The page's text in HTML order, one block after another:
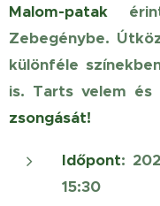
Malom-patak
Zebegénybe.
különféle
is. Tarts velem és
zsongását!🌿☀️
Időpont:
15:30